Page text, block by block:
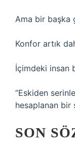
Ama bir başka
Konfor artık
İçimdeki insan
“Eskiden
hesaplanan bir
SON